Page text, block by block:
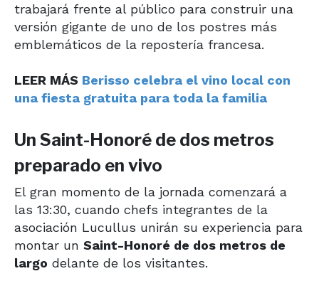
trabajará frente al público para construir una
versión gigante de uno de los postres más
emblemáticos de la repostería francesa.
LEER MÁS Berisso celebra el vino local con
una fiesta gratuita para toda la familia
Un Saint-Honoré de dos metros
preparado en vivo
El gran momento de la jornada comenzará a
las 13:30, cuando chefs integrantes de la
asociación Lucullus unirán su experiencia para
montar un Saint-Honoré de dos metros de
largo delante de los visitantes.